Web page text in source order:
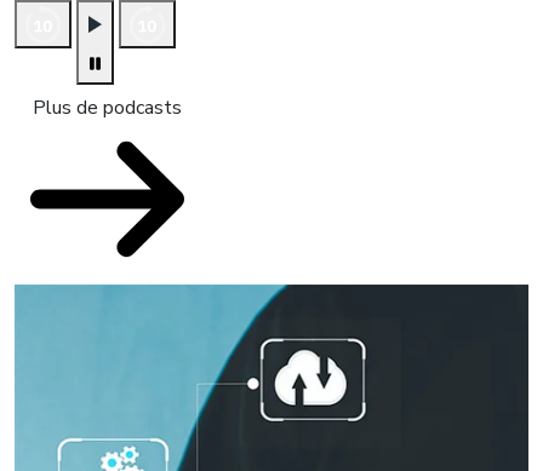
Plus de podcasts